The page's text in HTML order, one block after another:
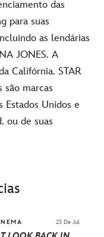
das
para suas
as lendárias
JONES. A
Califórnia. STAR
são marcas
Estados Unidos e
ou de suas
23 De Jul